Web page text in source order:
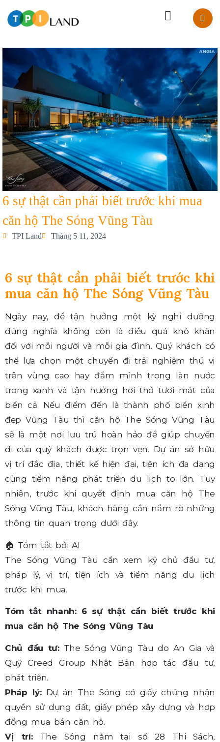
6 sự thật cần phải biết trước khi mua
căn hộ The Sóng Vũng Tàu
TPI Land Tháng 5 11, 2024
6 sự thật cần phải biết trước khi
mua căn hộ The Sóng Vũng Tàu
Ngày nay, để tận hưởng một kỳ nghỉ dưỡng
đúng nghĩa không còn là điều quá khó khăn
đối với mỗi người và mỗi gia đình. Quý khách có
thể lựa chọn một chuyến đi trải nghiệm thú vị
trên vùng cao hay đắm mình trong làn nước
trong xanh và tận hưởng hơi thở tươi mát của
biển cả. Nếu điểm đến là thành phố biển xinh
đẹp Vũng Tàu thì căn hộ The Sóng Vũng Tàu
sẽ là một nơi lưu trú hoàn hảo để giúp chuyến
đi của quý khách được trọn vẹn. Dự án sở hữu
vị trí đắc địa, thiết kế hiện đại, tiện ích đa dạng
cùng tiềm năng phát triển du lịch to lớn. Tuy
nhiên, trước khi quyết định mua căn hộ The
Sóng Vũng Tàu, khách hàng cần nắm rõ những
thông tin quan trọng dưới đây.
🏠 Tóm tắt bởi AI
The Sóng Vũng Tàu cần xem kỹ chủ đầu tư,
pháp lý, vị trí, tiện ích và tiềm năng du lịch
trước khi mua.
Tóm tắt nhanh: 6 sự thật cần biết trước khi
mua căn hộ The Sóng Vũng Tàu
Chủ đầu tư: The Sóng Vũng Tàu do An Gia và
Quỹ Creed Group Nhật Bản hợp tác đầu tư,
phát triển.
Pháp lý: Dự án The Sóng có giấy chứng nhận
quyền sử dụng đất, giấy phép xây dựng và hợp
đồng mua bán căn hộ.
Vị trí:
The Sóng nằm tại số 28 Thi Sách,